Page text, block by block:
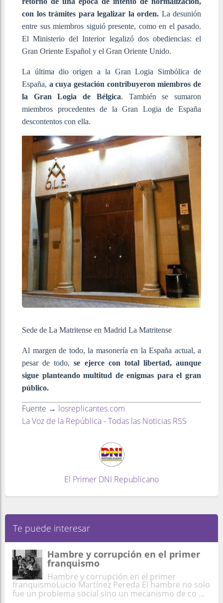
con los trámites para legalizar la orden. La desunión
entre sus miembros siguió presente, como en el pasado.
El Ministerio del Interior legalizó dos obediencias: el
Gran Oriente Español y el Gran Oriente Unido.
La última dio origen a la Gran Logia Simbólica de
España, a cuya gestación contribuyeron miembros de
la Gran Logia de Bélgica. También se sumaron
miembros procedentes de la Gran Logia de España
descontentos con ella.
Sede de La Matritense en Madrid La Matritense
Al margen de todo, la masonería en la España actual, a
pesar de todo,se ejerce con total libertad, aunque
sigue planteando multitud de enigmas para el gran
público.
Fuente → losreplicantes.com
La Voz de la República - Todas las Noticias RSS
El Primer DNI Republicano
Te puede interesar
Hambre y corrupción en el primer
franquismo
Hambre y corrupción en el primer
franquismoLucio Martínez Pereda El hambre no solo
fue un problema social sino un mecanismo de co ...